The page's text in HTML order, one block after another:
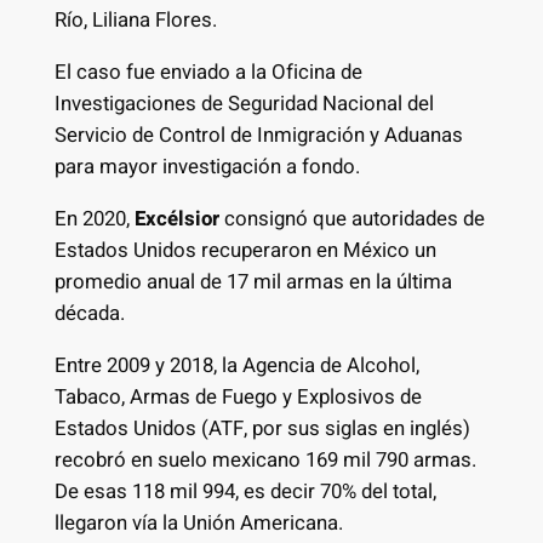
Río, Liliana Flores.
El caso fue enviado a la Oficina de
Investigaciones de Seguridad Nacional del
Servicio de Control de Inmigración y Aduanas
para mayor investigación a fondo.
En 2020, Excélsiorconsignó que autoridades de
Estados Unidos recuperaron en México un
promedio anual de 17 mil armas en la última
década.
Entre 2009 y 2018, la Agencia de Alcohol,
Tabaco, Armas de Fuego y Explosivos de
Estados Unidos (ATF, por sus siglas en inglés)
recobró en suelo mexicano 169 mil 790 armas.
De esas 118 mil 994, es decir 70% del total,
llegaron vía la Unión Americana.